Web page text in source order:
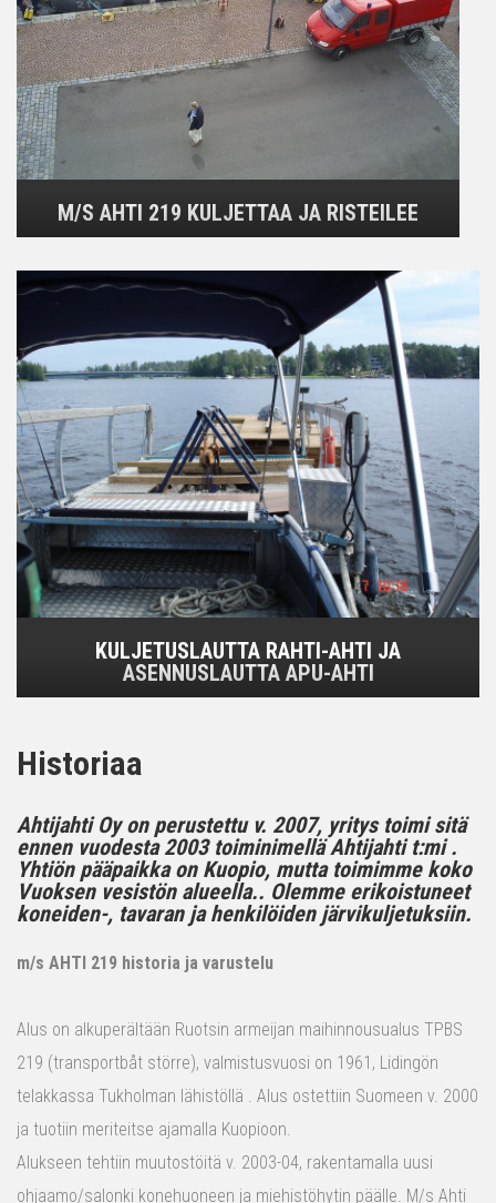
M/S AHTI 219 KULJETTAA JA RISTEILEE
KULJETUSLAUTTA RAHTI-AHTI JA
ASENNUSLAUTTA APU-AHTI
Historiaa
Ahtijahti Oy on perustettu v. 2007, yritys toimi sitä
ennen vuodesta 2003 toiminimellä Ahtijahti t:mi .
Yhtiön pääpaikka on Kuopio, mutta toimimme koko
Vuoksen vesistön alueella.. Olemme erikoistuneet
koneiden-, tavaran ja henkilöiden järvikuljetuksiin.
m/s AHTI 219 historia ja varustelu
Alus on alkuperältään Ruotsin armeijan maihinnousualus TPBS
219 (transportbåt större), valmistusvuosi on 1961, Lidingön
telakkassa Tukholman lähistöllä . Alus ostettiin Suomeen v. 2000
ja tuotiin meriteitse ajamalla Kuopioon.
Alukseen tehtiin muutostöitä v. 2003-04, rakentamalla uusi
ohjaamo/salonki konehuoneen ja miehistöhytin päälle. M/s Ahti